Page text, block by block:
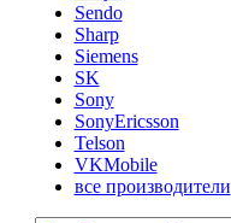
Sendo
Sharp
Siemens
SK
Sony
SonyEricsson
Telson
VKMobile
все производители